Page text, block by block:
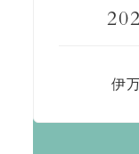
伊